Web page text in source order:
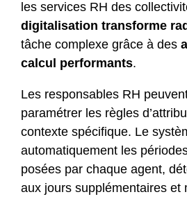
les services RH des
digitalisation transforme
tâche complexe grâce à des
calcul performants.
Les responsables RH
paramétrer les règles
contexte spécifique. Le
automatiquement les
posées par chaque agent,
aux jours supplémentaires et